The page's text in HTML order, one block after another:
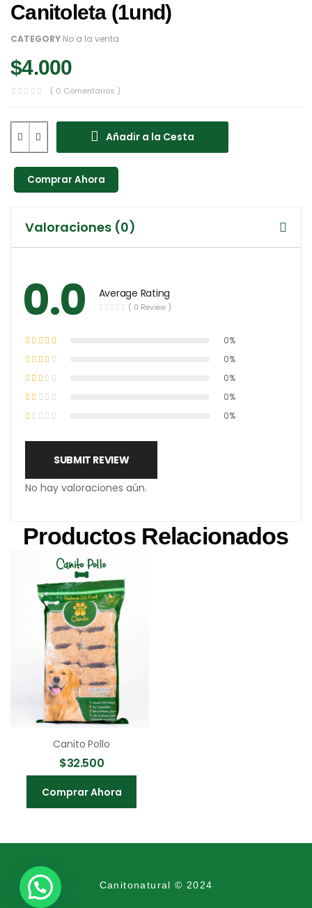
Canitoleta (1und)
CATEGORY No a la venta
$4.000
( 0 Comentarios )
Añadir a la Cesta
Valoraciones (0)
0.0 Average Rating
( 0 Review )
0%
0%
0%
0%
0%
SUBMIT REVIEW
No hay valoraciones aún.
Productos Relacionados
Canito Pollo
$32.500
Comprar Ahora
Canitonatural © 2024